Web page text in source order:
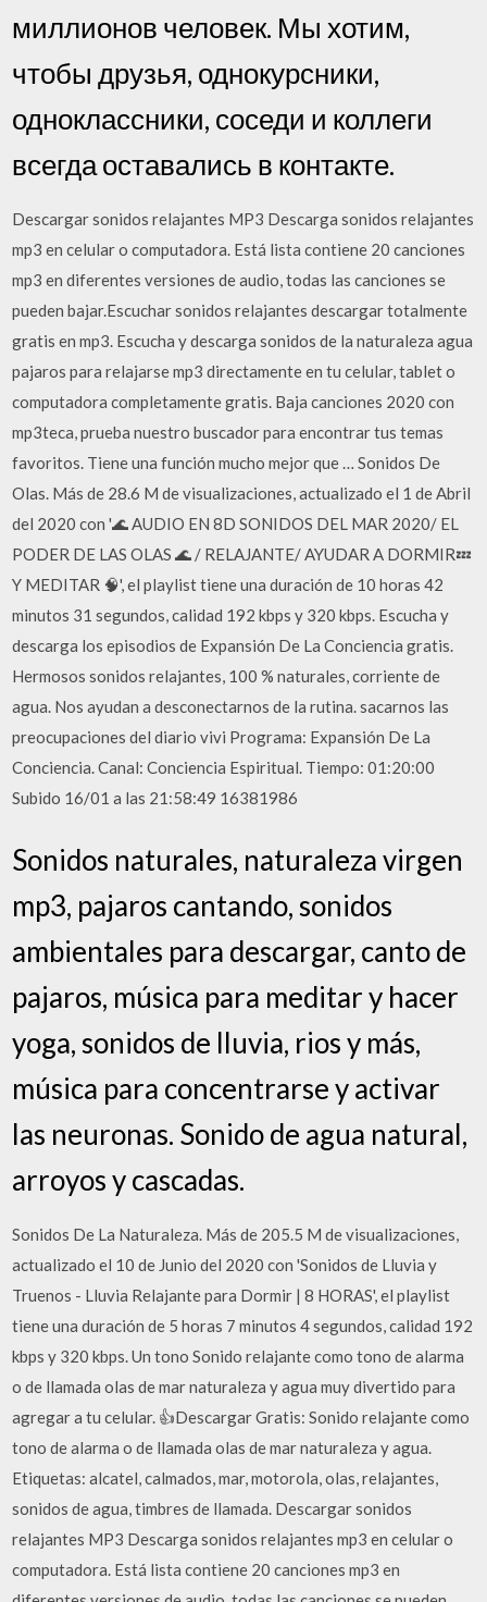
миллионов человек. Мы хотим,
чтобы друзья, однокурсники,
одноклассники, соседи и коллеги
всегда оставались в контакте.
Descargar sonidos relajantes MP3 Descarga sonidos relajantes
mp3 en celular o computadora. Está lista contiene 20 canciones
mp3 en diferentes versiones de audio, todas las canciones se
pueden bajar.Escuchar sonidos relajantes descargar totalmente
gratis en mp3. Escucha y descarga sonidos de la naturaleza agua
pajaros para relajarse mp3 directamente en tu celular, tablet o
computadora completamente gratis. Baja canciones 2020 con
mp3teca, prueba nuestro buscador para encontrar tus temas
favoritos. Tiene una función mucho mejor que … Sonidos De
Olas. Más de 28.6 M de visualizaciones, actualizado el 1 de Abril
del 2020 con '🌊 AUDIO EN 8D SONIDOS DEL MAR 2020/ EL
PODER DE LAS OLAS 🌊 / RELAJANTE/ AYUDAR A DORMIR💤
Y MEDITAR 🧠', el playlist tiene una duración de 10 horas 42
minutos 31 segundos, calidad 192 kbps y 320 kbps. Escucha y
descarga los episodios de Expansión De La Conciencia gratis.
Hermosos sonidos relajantes, 100 % naturales, corriente de
agua. Nos ayudan a desconectarnos de la rutina. sacarnos las
preocupaciones del diario vivi Programa: Expansión De La
Conciencia. Canal: Conciencia Espiritual. Tiempo: 01:20:00
Subido 16/01 a las 21:58:49 16381986
Sonidos naturales, naturaleza virgen
mp3, pajaros cantando, sonidos
ambientales para descargar, canto de
pajaros, música para meditar y hacer
yoga, sonidos de lluvia, rios y más,
música para concentrarse y activar
las neuronas. Sonido de agua natural,
arroyos y cascadas.
Sonidos De La Naturaleza. Más de 205.5 M de visualizaciones,
actualizado el 10 de Junio del 2020 con 'Sonidos de Lluvia y
Truenos - Lluvia Relajante para Dormir | 8 HORAS', el playlist
tiene una duración de 5 horas 7 minutos 4 segundos, calidad 192
kbps y 320 kbps. Un tono Sonido relajante como tono de alarma
o de llamada olas de mar naturaleza y agua muy divertido para
agregar a tu celular. 👍Descargar Gratis: Sonido relajante como
tono de alarma o de llamada olas de mar naturaleza y agua.
Etiquetas: alcatel, calmados, mar, motorola, olas, relajantes,
sonidos de agua, timbres de llamada. Descargar sonidos
relajantes MP3 Descarga sonidos relajantes mp3 en celular o
computadora. Está lista contiene 20 canciones mp3 en